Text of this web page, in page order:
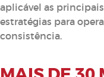
aplicável as
estratégias para
consistência.